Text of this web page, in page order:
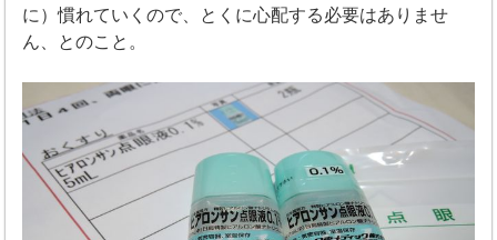
に）慣れていくので、とくに心配する必要はありませ
ん、とのこと。